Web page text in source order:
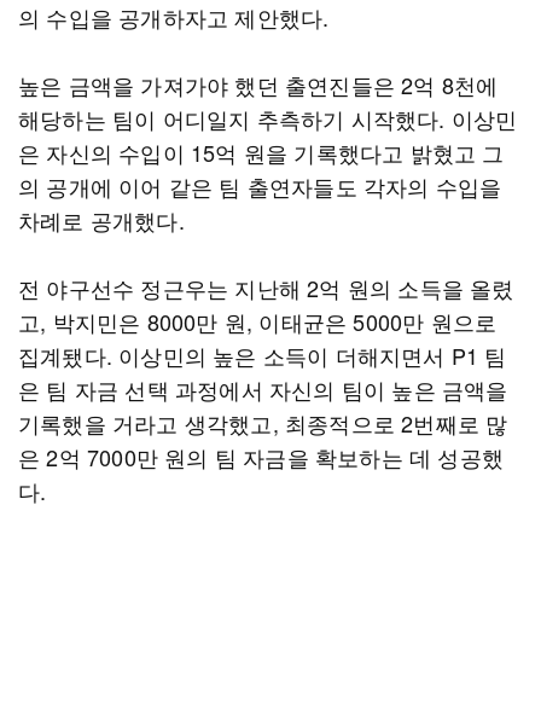
의 수입을 공개하자고 제안했다.
높은 금액을 가져가야 했던 출연진들은 2억 8천에
해당하는 팀이 어디일지 추측하기 시작했다. 이상민
은 자신의 수입이 15억 원을 기록했다고 밝혔고 그
의 공개에 이어 같은 팀 출연자들도 각자의 수입을
차례로 공개했다.
전 야구선수 정근우는 지난해 2억 원의 소득을 올렸
고, 박지민은 8000만 원, 이태균은 5000만 원으로
집계됐다. 이상민의 높은 소득이 더해지면서 P1 팀
은 팀 자금 선택 과정에서 자신의 팀이 높은 금액을
기록했을 거라고 생각했고, 최종적으로 2번째로 많
은 2억 7000만 원의 팀 자금을 확보하는 데 성공했
다.